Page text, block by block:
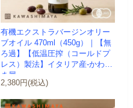
有機エクストラバージンオリー
ブオイル 470ml（450g）｜【無
ろ過】【低温圧搾（コールドプ
レス）製法】イタリア産-かわし
ま屋-
2,380円(税込)